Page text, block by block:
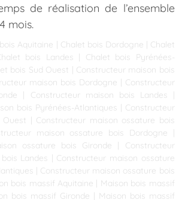
de réalisation de l’ensemble
mois.
Aquitaine | Chalet bois Dordogne | Chalet
bois Landes | Chalet bois Pyrénées-
bois Sud Ouest | Constructeur maison bois
maison bois Dordogne | Constructeur
| Constructeur maison bois Landes |
bois Pyrénées-Atlantiques | Constructeur
| Constructeur maison ossature bois
maison ossature bois Dordogne |
ossature bois Gironde | Constructeur
Landes | Constructeur maison ossature
| Constructeur maison ossature bois
bois massif Aquitaine | Maison bois massif
bois massif Gironde | Maison bois massif